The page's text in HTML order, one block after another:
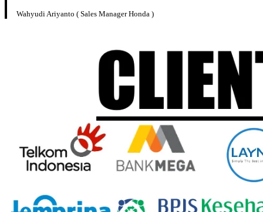
Wahyudi Ariyanto ( Sales Manager Honda )